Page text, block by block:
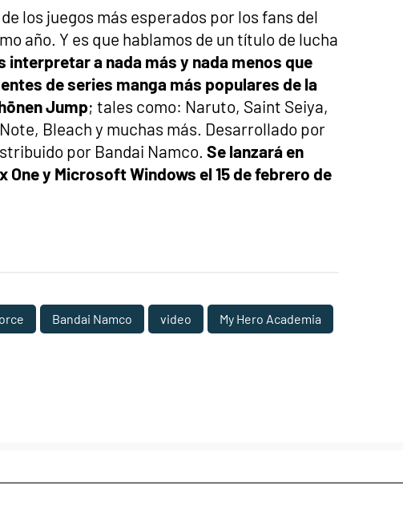
los juegos más esperados por los fans del
año. Y es que hablamos de un título de lucha
interpretar a nada más y nada menos que
de series manga más populares de la
Jump; tales como: Naruto, Saint Seiya,
Bleach y muchas más. Desarrollado por
por Bandai Namco. Se lanzará en
One y Microsoft Windows el 15 de febrero de
Bandai Namco video My Hero Academia